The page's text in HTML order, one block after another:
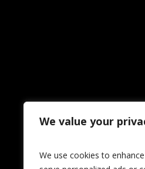
We value your
We use cookies to